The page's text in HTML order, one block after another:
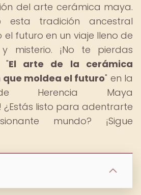
del arte cerámica maya.
esta tradición ancestral
futuro en un viaje lleno de
misterio. ¡No te pierdas
"El arte de la cerámica
moldea el futuro" en la
Herencia Maya
listo para adentrarte
mundo? ¡Sigue